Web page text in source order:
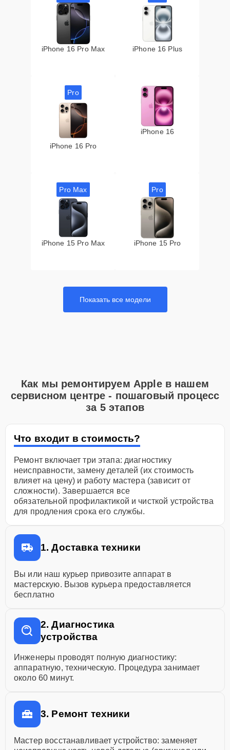
iPhone 16 Pro Max iPhone 16 Plus
Pro
iPhone 16 Pro
iPhone 16
Pro Max
iPhone 15 Pro Max
Pro
iPhone 15 Pro
Показать все модели
Как мы ремонтируем Apple в нашем
сервисном центре - пошаговый процесс
за 5 этапов
Что входит в стоимость?
Ремонт включает три этапа: диагностику
неисправности, замену деталей (их стоимость
влияет на цену) и работу мастера (зависит от
сложности). Завершается все
обязательной профилактикой и чисткой устройства
для продления срока его службы.
1. Доставка техники
Вы или наш курьер привозите аппарат в
мастерскую. Вызов курьера предоставляется
бесплатно
2. Диагностика
устройства
Инженеры проводят полную диагностику:
аппаратную, техническую. Процедура занимает
около 60 минут.
3. Ремонт техники
Мастер восстанавливает устройство: заменяет